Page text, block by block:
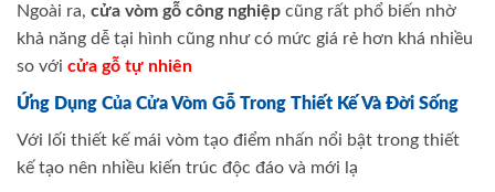
Ngoài ra, cửa vòm gỗ công nghiệp cũng rất phổ biến nhờ
khả năng dễ tại hình cũng như có mức giá rẻ hơn khá nhiều
so với cửa gỗ tự nhiên
Ứng Dụng Của Cửa Vòm Gỗ Trong Thiết Kế Và Đời Sống
Với lối thiết kế mái vòm tạo điểm nhấn nổi bật trong thiết
kế tạo nên nhiều kiến trúc độc đáo và mới lạ